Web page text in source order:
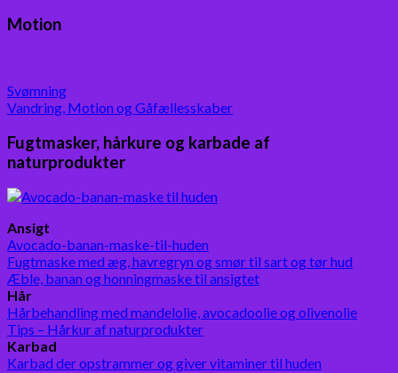
Motion
Svømning
Vandring, Motion og Gåfællesskaber
Fugtmasker, hårkure og karbade af
naturprodukter
Ansigt
Avocado-banan-maske-til-huden
Fugtmaske med æg, havregryn og smør til sart og tør hud
Æble, banan og honningmaske til ansigtet
Hår
Hårbehandling med mandelolie, avocadoolie og olivenolie
Tips – Hårkur af naturprodukter
Karbad
Karbad der opstrammer og giver vitaminer til huden